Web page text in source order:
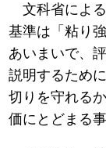
文科省によ
基準は「粘り
あいまいで、
説明するため
切りを守れる
価にとどまる